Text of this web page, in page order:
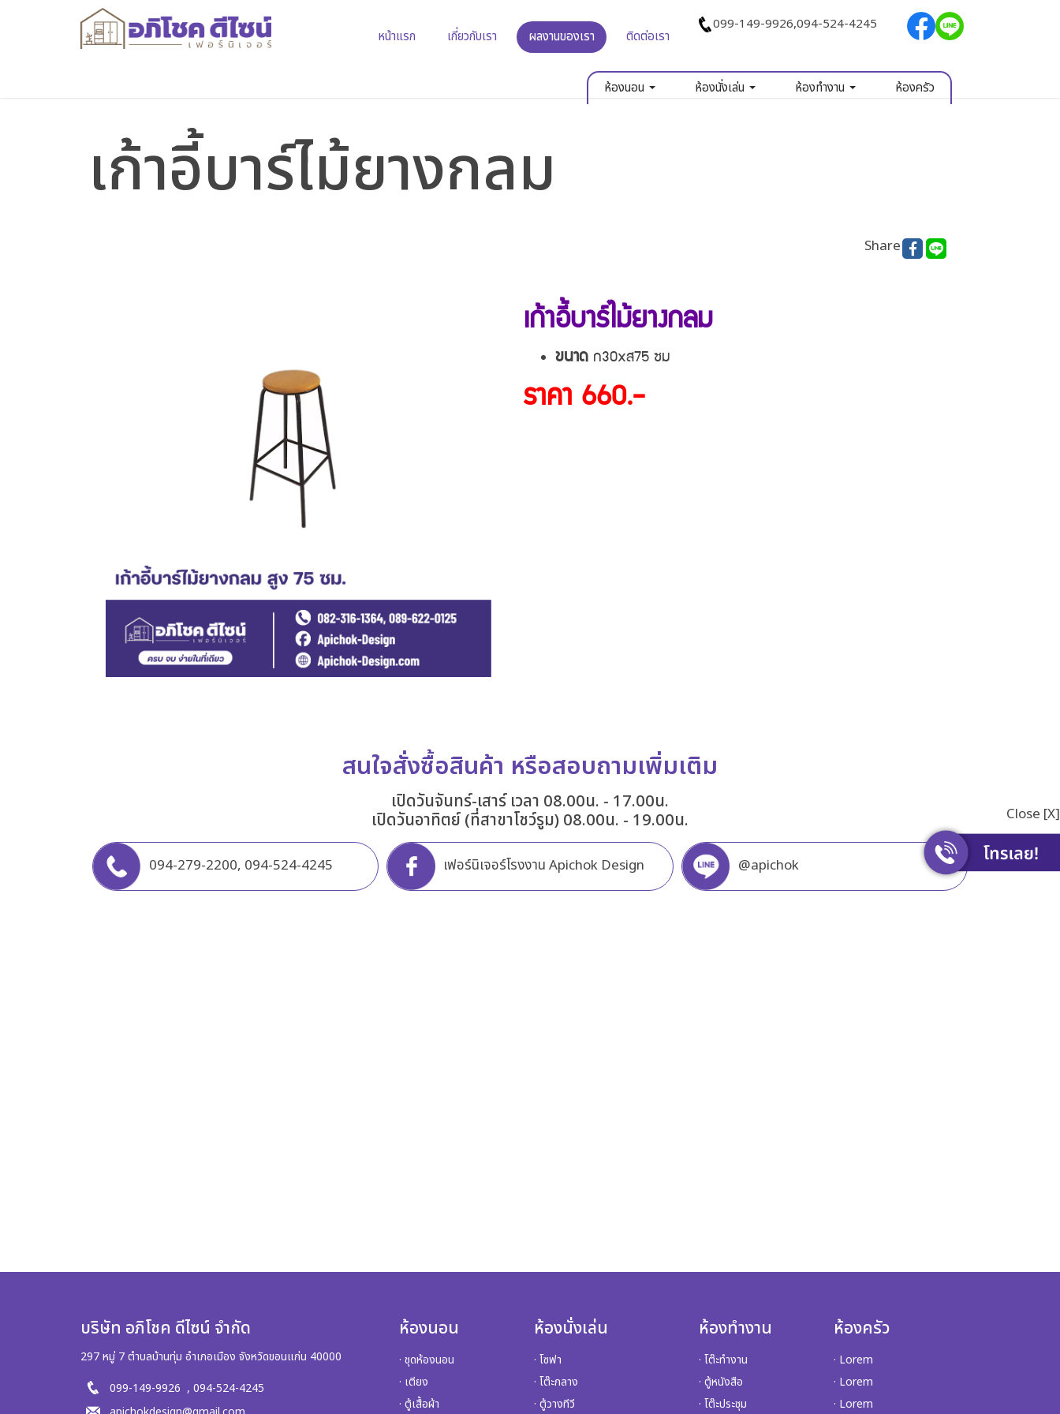
หน้าแรก เกี่ยวกับเรา ผลงานของเรา ติดต่อเรา
099-149-9926,094-524-4245
ห้องนอน ห้องนั่งเล่น ห้องทำงาน ห้องครัว
เก้าอี้บาร์ไม้ยางกลม
Share
เก้าอี้บาร์ไม้ยางกลม
ขนาด ก30xส75 ซม
ราคา 660.-
สนใจสั่งซื้อสินค้า หรือสอบถามเพิ่มเติม
เปิดวันจันทร์-เสาร์ เวลา 08.00น. - 17.00น.
เปิดวันอาทิตย์ (ที่สาขาโชว์รูม) 08.00น. - 19.00น.
094-279-2200, 094-524-4245 เฟอร์นิเจอร์โรงงาน Apichok Design @apichok
บริษัท อภิโชค ดีไซน์ จำกัด
297 หมู่ 7 ตำบลบ้านทุ่ม อำเภอเมือง จังหวัดขอนแก่น 40000
099-149-9926 , 094-524-4245
ห้องนอน
· ชุดห้องนอน
· เตียง
· ตู้เสื้อผ้า
ห้องนั่งเล่น
· โซฟา
· โต๊ะกลาง
· ตู้วางทีวี
ห้องทำงาน
· โต๊ะทำงาน
· ตู้หนังสือ
· โต๊ะประชุม
ห้องครัว
· Lorem
· Lorem
· Lorem
Close [X]